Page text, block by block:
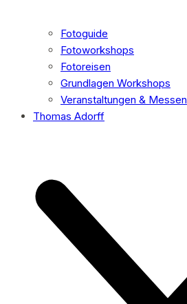
Fotoguide
Fotoworkshops
Fotoreisen
Grundlagen Workshops
Veranstaltungen & Messen
Thomas Adorff